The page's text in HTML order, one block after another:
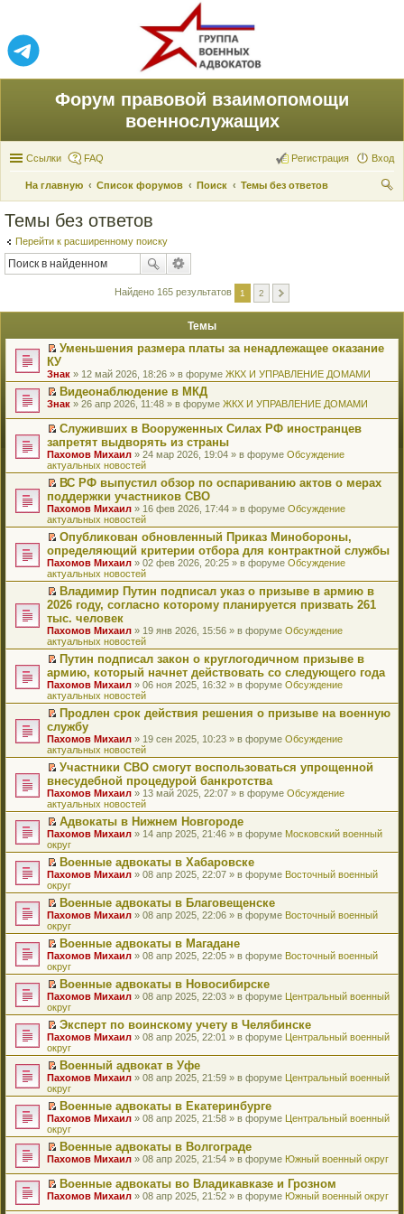
Форум правовой взаимопомощи
военнослужащих
Ссылки FAQ Вход
Регистрация
На главную Список форумов Поиск
Темы без ответов
Темы без ответов
Перейти к расширенному поиску
Найдено 165 результатов 1 2
Темы
П
е
р
е
й
и
к
п
е
р
в
о
м
у
н
е
п
р
о
ч
и
т
а
н
н
о
м
у
с
о
о
б
щ
е
н
и
ю
Уменьшения размера платы за ненадлежащее оказание
КУ
Знак » 12 май 2026, 18:26 » в форуме ЖКХ И УПРАВЛЕНИЕ ДОМАМИ
П
р
е
й
т
и
к
п
е
р
в
о
м
у
н
е
п
р
о
ч
и
т
а
н
н
о
м
у
с
о
о
б
щ
е
н
и
ю
Видеонаблюдение в МКД
Знак » 26 апр 2026, 11:48 » в форуме ЖКХ И УПРАВЛЕНИЕ ДОМАМИ
П
е
р
е
й
т
и
к
п
е
р
в
о
м
у
н
е
п
р
о
ч
и
т
а
н
н
о
м
у
с
о
о
б
щ
е
н
и
ю
Служивших в Вооруженных Силах РФ иностранцев
запретят выдворять из страны
Пахомов Михаил » 24 мар 2026, 19:04 » в форуме Обсуждение
актуальных новостей
П
е
р
е
й
т
и
к
п
е
р
в
о
м
у
н
е
п
р
о
ч
и
т
а
н
н
о
м
у
с
о
о
б
щ
е
н
и
ю
ВС РФ выпустил обзор по оспариванию актов о мерах
поддержки участников СВО
Пахомов Михаил » 16 фев 2026, 17:44 » в форуме Обсуждение
актуальных новостей
П
е
р
е
й
т
и
к
п
е
р
в
о
м
у
н
е
п
р
о
ч
и
т
а
н
н
о
м
у
с
о
о
б
щ
е
н
и
ю
Опубликован обновленный Приказ Минобороны,
определяющий критерии отбора для контрактной службы
Пахомов Михаил » 02 фев 2026, 20:25 » в форуме Обсуждение
актуальных новостей
П
е
р
е
й
т
и
к
п
е
р
в
о
м
у
н
е
п
р
о
ч
и
т
а
н
н
о
м
у
с
о
о
б
щ
е
н
и
ю
Владимир Путин подписал указ о призыве в армию в
2026 году, согласно которому планируется призвать 261
тыс. человек
Пахомов Михаил » 19 янв 2026, 15:56 » в форуме Обсуждение
актуальных новостей
П
е
р
е
й
т
и
к
п
е
р
в
о
м
у
н
е
п
р
о
ч
и
т
а
н
н
о
м
у
с
о
о
б
щ
е
н
и
ю
Путин подписал закон о круглогодичном призыве в
армию, который начнет действовать со следующего года
Пахомов Михаил » 06 ноя 2025, 16:32 » в форуме Обсуждение
актуальных новостей
П
е
р
е
й
т
и
к
п
е
р
в
о
м
у
н
е
п
р
о
ч
и
т
а
н
н
о
м
у
с
о
о
б
щ
е
н
и
ю
Продлен срок действия решения о призыве на военную
службу
Пахомов Михаил » 19 сен 2025, 10:23 » в форуме Обсуждение
актуальных новостей
П
е
р
е
й
т
и
к
п
е
р
в
о
м
у
н
е
п
р
о
ч
и
т
а
н
н
о
м
у
с
о
о
б
щ
е
н
ю
Участники СВО смогут воспользоваться упрощенной
внесудебной процедурой банкротства
Пахомов Михаил » 13 май 2025, 22:07 » в форуме Обсуждение
актуальных новостей
П
е
р
е
й
т
и
к
п
е
р
в
о
м
у
н
е
п
р
о
ч
и
т
а
н
н
о
м
у
с
о
б
щ
е
н
Адвокаты в Нижнем Новгороде
Пахомов Михаил » 14 апр 2025, 21:46 » в форуме Московский военный
округ
П
е
р
е
й
т
и
к
п
е
р
в
о
м
у
н
е
п
р
о
ч
и
т
а
н
н
о
м
у
с
о
Военные адвокаты в Хабаровске
Пахомов Михаил » 08 апр 2025, 22:07 » в форуме Восточный военный
округ
П
е
р
е
й
т
и
к
п
е
р
в
о
м
у
н
е
п
р
о
ч
и
т
а
н
н
о
Военные адвокаты в Благовещенске
Пахомов Михаил » 08 апр 2025, 22:06 » в форуме Восточный военный
округ
П
е
р
е
й
т
и
к
п
е
р
в
о
м
у
н
е
п
р
о
и
т
а
Военные адвокаты в Магадане
Пахомов Михаил » 08 апр 2025, 22:05 » в форуме Восточный военный
округ
П
е
р
е
й
т
и
к
п
е
р
в
о
м
у
н
п
р
о
ч
Военные адвокаты в Новосибирске
Пахомов Михаил » 08 апр 2025, 22:03 » в форуме Центральный военный
округ
П
е
р
е
й
т
и
к
п
е
р
в
о
м
у
н
Эксперт по воинскому учету в Челябинске
Пахомов Михаил » 08 апр 2025, 22:01 » в форуме Центральный военный
округ
П
е
р
е
й
т
и
к
п
е
р
в
Военный адвокат в Уфе
Пахомов Михаил » 08 апр 2025, 21:59 » в форуме Центральный военный
округ
П
е
р
е
й
и
к
п
Военные адвокаты в Екатеринбурге
Пахомов Михаил » 08 апр 2025, 21:58 » в форуме Центральный военный
округ
П
р
е
й
т
Военные адвокаты в Волгограде
Пахомов Михаил » 08 апр 2025, 21:54 » в форуме Южный военный округ
П
Военные адвокаты во Владикавказе и Грозном
Пахомов Михаил » 08 апр 2025, 21:52 » в форуме Южный военный округ